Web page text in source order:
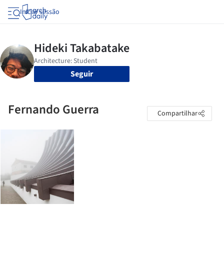
Iniciar sessão
Seguir
Fernando Guerra Compartilhar